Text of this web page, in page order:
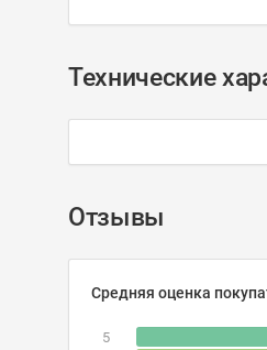
Технические
Отзывы
Средняя оценка
5